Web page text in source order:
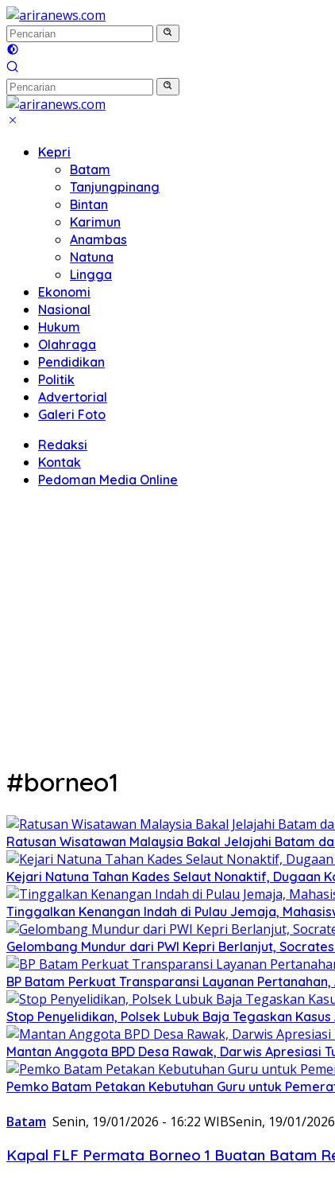
Langsung
ke
konten
Kepri
Batam
Tanjungpinang
Bintan
Karimun
Anambas
Natuna
Lingga
Ekonomi
Nasional
Hukum
Olahraga
Pendidikan
Politik
Advertorial
Galeri Foto
Redaksi
Kontak
Pedoman Media Online
#borneo1
Ratusan Wisatawan Malaysia Bakal Jelajahi Batam
Kejari Natuna Tahan Kades Selaut Nonaktif, Dugaan
Tinggalkan Kenangan Indah di Pulau Jemaja,
Gelombang Mundur dari PWI Kepri Berlanjut,
BP Batam Perkuat Transparansi Layanan
Stop Penyelidikan, Polsek Lubuk Baja Tegaskan
Mantan Anggota BPD Desa Rawak, Darwis Apresiasi
Pemko Batam Petakan Kebutuhan Guru untuk
Batam Senin, 19/01/2026 - 16:22 WIBSenin, 19/01/
Kapal FLF Permata Borneo 1 Buatan Batam